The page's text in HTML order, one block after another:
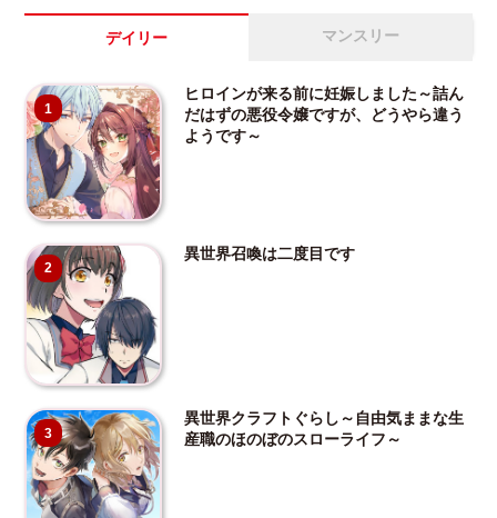
デイリー マンスリー
1
ヒロインが来る前に妊娠しました～詰ん
だはずの悪役令嬢ですが、どうやら違う
ようです～
2
異世界召喚は二度目です
3
異世界クラフトぐらし～自由気ままな生
産職のほのぼのスローライフ～